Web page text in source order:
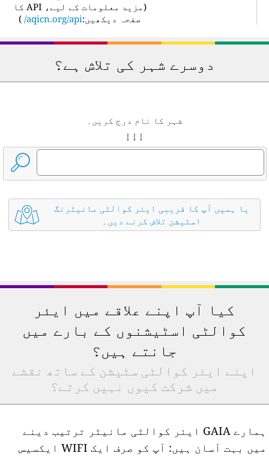
مزید معلومات کے لیے، API کا
صفحہ دیکھیں:aqicn.org/api/
)
دوسرے شہر کی تلاش ہے؟
شہر کا نام درج کریں۔
↓ ↓ ↓
یا ہمیں آپ کا قریبی ایئر کوالٹی مانیٹرنگ
اسٹیشن تلاش کرنے دیں۔
کیا آپ اپنے علاقے میں ایئر
کوالٹی اسٹیشنوں کے بارے میں
جانتے ہیں؟
اپنے ایئر کوالٹی سٹیشن کے ساتھ نقشے
میں شرکت کیوں نہیں کرتے؟
ہمارے GAIA ایئر کوالٹی مانیٹر ترتیب دینے
میں بہت آسان ہیں: آپ کو صرف ایک WIFI ایکسیس